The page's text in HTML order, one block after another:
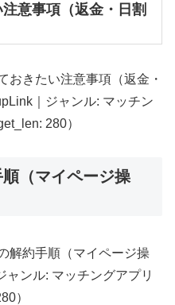
意事項（返金・日割
おきたい注意事項（返金・
｜ジャンル: マッチン
280）
（マイページ操
解約手順（マイページ操
ンル: マッチングアプリ
）